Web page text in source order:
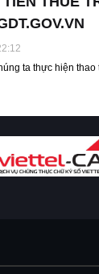
ta thực hiện